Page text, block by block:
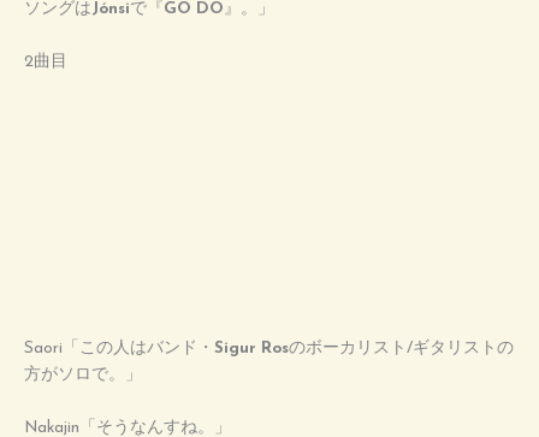
ソングは Jónsiで『 GO DO 』。」
2曲目
Saori「この人はバンド・ Sigur Rosのボーカリスト/ギタリストの
方がソロで。」
Nakajin「そうなんすね。」